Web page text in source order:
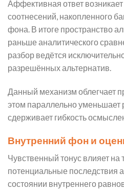
Аффективная ответ
соотнесений, накопленного
фона. В итоге пространство
раньше аналитического
разбор ведётся
разрешённых альтернатив.
Данный механизм облегчает
этом параллельно уменьшает
сдерживает гибкость
Внутренний фон и
Чувственный тонус влияет на
потенциальные последствия
состоянии внутреннего